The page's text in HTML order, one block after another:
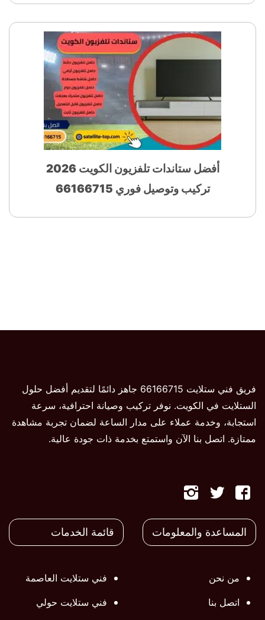
أفضل ستاندات تلفزيون الكويت 2026
تركيب وتوصيل فوري 66166715
فريق فني ستلايت 66166715 جاهز دائمًا لتقديم أفضل حلول
الستلايت في الكويت. نوفر تركيب وصيانة احترافية، سرعة
استجابة، وخدمة عملاء على مدار الساعة لضمان تجربة مشاهدة
ممتازة. اتصل بنا الآن واستمتع بخدمة ذات جودة عالية.
تابعنا
على
تابعنا
علىعلى
المساعدة والمعلومات
من نحن
اتصل بنا
قائمة الخدمات
فني ستلايت العاصمة
فني ستلايت حولي